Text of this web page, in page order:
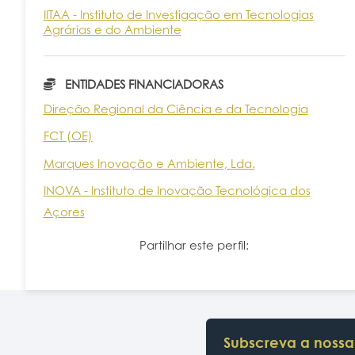
IITAA - Instituto de Investigação em Tecnologias
Agrárias e do Ambiente
ENTIDADES FINANCIADORAS
Direção Regional da Ciência e da Tecnologia
FCT (OE)
Marques Inovação e Ambiente, Lda.
INOVA - Instituto de Inovação Tecnológica dos
Açores
Partilhar este perfil:
Subscreva a